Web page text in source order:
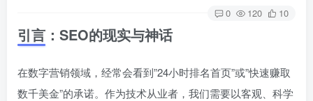
0 120 10
引言：SEO的现实与神话
在数字营销领域，经常会看到”24小时排名首页”或”快速赚取
数千美金”的承诺。作为技术从业者，我们需要以客观、科学